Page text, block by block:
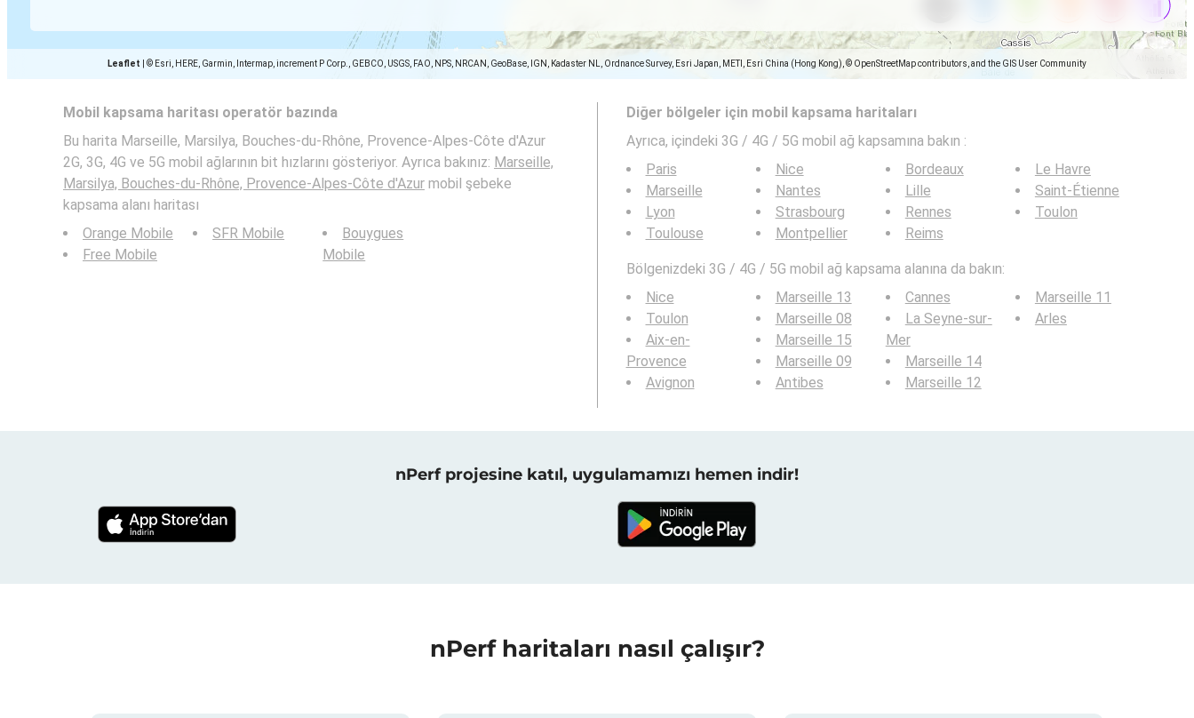
Leaflet © Esri, HERE, Garmin, Intermap, increment P Corp., GEBCO, USGS, FAO, NPS, NRCAN, GeoBase, IGN, Kadaster NL, Ordnance Survey, Esri Japan, METI, Esri China (Hong Kong), © OpenStreetMap contributors, and the GIS User Community
Mobil kapsama haritası operatör bazında
Bu harita Marseille, Marsilya, Bouches-du-Rhône, Provence-Alpes-Côte d'Azur
2G, 3G, 4G ve 5G mobil ağlarının bit hızlarını gösteriyor. Ayrıca bakınız: Marseille,
Marsilya, Bouches-du-Rhône, Provence-Alpes-Côte d'Azur mobil şebeke
kapsama alanı haritası
Orange Mobile
Free Mobile
SFR Mobile
Bouygues
Mobile
Diğer bölgeler için mobil kapsama haritaları
Ayrıca, içindeki 3G / 4G / 5G mobil ağ kapsamına bakın :
Paris
Marseille
Lyon
Toulouse
Nice
Nantes
Strasbourg
Montpellier
Bordeaux
Lille
Rennes
Reims
Le Havre
Saint-Étienne
Toulon
Bölgenizdeki 3G / 4G / 5G mobil ağ kapsama alanına da bakın:
Nice
Toulon
Aix-en-
Provence
Avignon
Marseille 13
Marseille 08
Marseille 15
Marseille 09
Antibes
Cannes
La Seyne-sur-
Mer
Marseille 14
Marseille 12
Marseille 11
Arles
nPerf projesine katıl, uygulamamızı hemen indir!
nPerf haritaları nasıl çalışır?